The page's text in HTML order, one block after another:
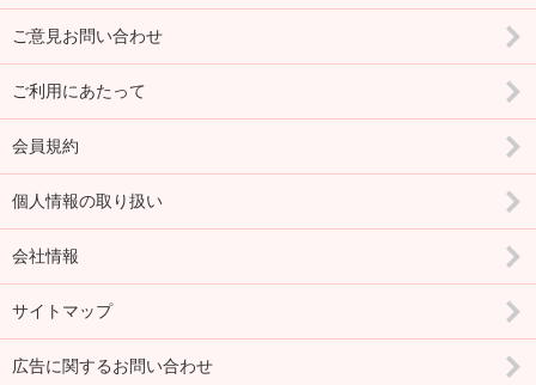
ご意見お問い合わせ
ご利用にあたって
会員規約
個人情報の取り扱い
会社情報
サイトマップ
広告に関するお問い合わせ